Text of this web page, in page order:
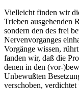
Vielleicht finden wir
Trieben ausgehenden
sondern den des frei
Nervenvorganges
Vorgänge wissen,
fanden wir, daß die
denen in den (vor-
Unbewußten
verschoben,